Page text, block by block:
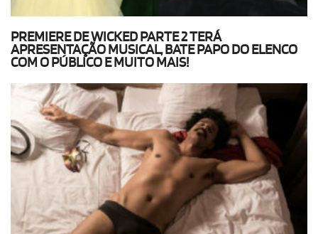
PREMIERE DE WICKED PARTE 2 TERÁ
APRESENTAÇÃO MUSICAL, BATE PAPO DO ELENCO
COM O PÚBLICO E MUITO MAIS!